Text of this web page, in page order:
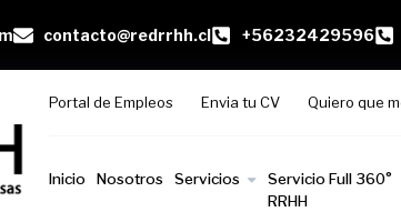
contacto@redrrhh.cl +56232429596
Portal de Empleos Envia tu CV Quiero que
Inicio Nosotros Servicios
Servicio Full 360°
RRHH